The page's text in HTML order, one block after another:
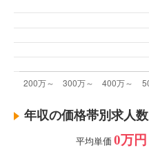
年収の価格帯別求人数
平均単価 0万円